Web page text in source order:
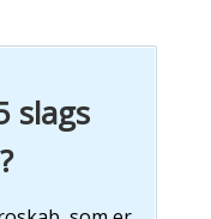
slags